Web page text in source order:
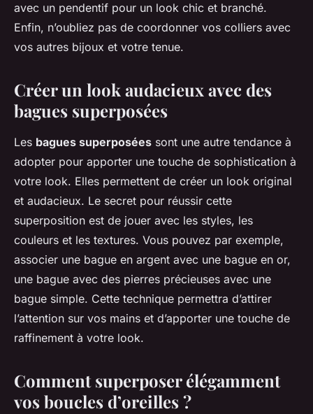
avec un pendentif pour un look chic et branché.
Enfin, n’oubliez pas de coordonner vos colliers avec
vos autres bijoux et votre tenue.
Créer un look audacieux avec des
bagues superposées
Les bagues superposées sont une autre tendance à
adopter pour apporter une touche de sophistication à
votre look. Elles permettent de créer un look original
et audacieux. Le secret pour réussir cette
superposition est de jouer avec les styles, les
couleurs et les textures. Vous pouvez par exemple,
associer une bague en argent avec une bague en or,
une bague avec des pierres précieuses avec une
bague simple. Cette technique permettra d’attirer
l’attention sur vos mains et d’apporter une touche de
raffinement à votre look.
Comment superposer élégamment
vos boucles d’oreilles ?